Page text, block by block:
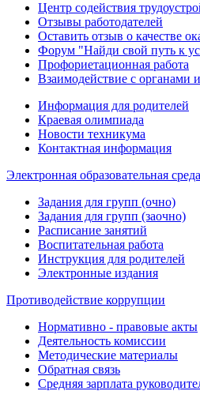
Центр содействия
Отзывы работодателей
Оставить отзыв о качестве
Форум "Найди свой путь к
Профориетационная работа
Взаимодействие с органами
Информация для родителей
Краевая олимпиада
Новости техникума
Контактная информация
Электронная образовательная среда
Задания для групп (очно)
Задания для групп (заочно)
Расписание занятий
Воспитательная работа
Инструкция для родителей
Электронные издания
Противодействие коррупции
Нормативно - правовые акты
Деятельность комиссии
Методические материалы
Обратная связь
Средняя зарплата